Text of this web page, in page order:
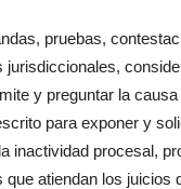
pruebas,
y preguntar la
para exponer y
inactividad procesal,
atiendan los juicios